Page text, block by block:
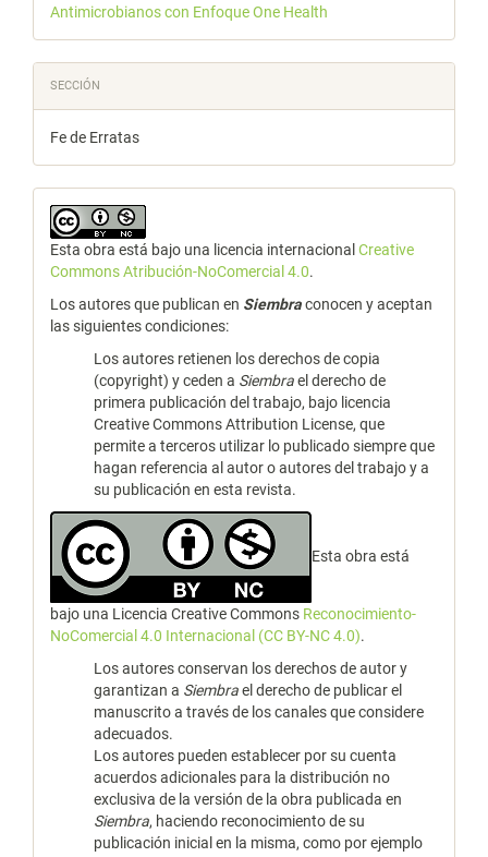
Antimicrobianos con Enfoque One Health
SECCIÓN
Fe de Erratas
Esta obra está bajo una licencia internacionalCreative
Commons Atribución-NoComercial 4.0.
Los autores que publican en Siembraconocen y aceptan
las siguientes condiciones:
Los autores retienen los derechos de copia
(copyright) y ceden a Siembrael derecho de
primera publicación del trabajo, bajo licencia
Creative Commons Attribution License, que
permite a terceros utilizar lo publicado siempre que
hagan referencia al autor o autores del trabajo y a
su publicación en esta revista.
Esta obra está
bajo una Licencia Creative Commons Reconocimiento-
NoComercial 4.0 Internacional (CC BY-NC 4.0).
Los autores conservan los derechos de autor y
garantizan a Siembrael derecho de publicar el
manuscrito a través de los canales que considere
adecuados.
Los autores pueden establecer por su cuenta
acuerdos adicionales para la distribución no
exclusiva de la versión de la obra publicada en
Siembra, haciendo reconocimiento de su
publicación inicial en la misma, como por ejemplo